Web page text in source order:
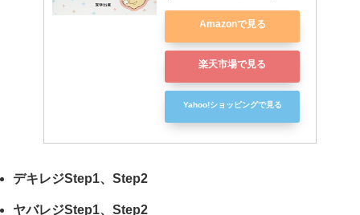
Amazonで見る
楽天市場で見る
Yahoo!ショッピングで見る
デキレジStep1、Step2
ヤバレジStep1、Step2